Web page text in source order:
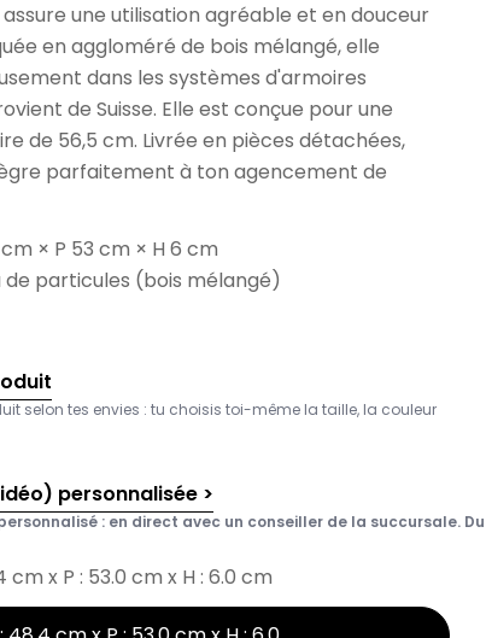
une utilisation agréable et en douceur
en aggloméré de bois mélangé, elle
dans les systèmes d'armoires
de Suisse. Elle est conçue pour une
de 56,5 cm. Livrée en pièces détachées,
parfaitement à ton agencement de
× P 53 cm × H 6 cm
de particules (bois mélangé)
selon tes envies : tu choisis toi-même la taille, la couleur
personnalisée >
: en direct avec un conseiller de la succursale. Du
cm x P : 53.0 cm x H : 6.0 cm